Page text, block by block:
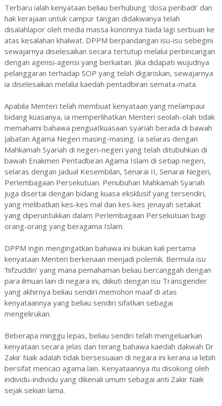
Terbaru ialah kenyataan beliau berhubung ‘dosa peribadi’ dan
hak kerajaan untuk campur tangan didakwanya telah
disalahlapor oleh media massa kononnya tiada lagi serbuan ke
atas kesalahan khalwat. DPPM berpandangan isu-isu sebegini
sewajarnya diselesaikan secara tertutup melalui perbincangan
dengan agensi-agensi yang berkaitan. Jika didapati wujudnya
pelanggaran terhadap SOP yang telah digariskan, sewajarnya
ia diselesaikan melalui kaedah pentadbiran semata-mata.
Apabila Menteri telah membuat kenyataan yang melampaui
bidang kuasanya, ia memperlihatkan Menteri seolah-olah tidak
memahami bahawa penguatkuasaan syariah berada di bawah
Jabatan Agama Negeri masing-masing. Ia selaras dengan
Mahkamah Syariah di negeri-negeri yang telah ditubuhkan di
bawah Enakmen Pentadbiran Agama Islam di setiap negeri,
selaras dengan Jadual Kesembilan, Senarai II, Senarai Negeri,
Perlembagaan Persekutuan. Penubuhan Mahkamah Syariah
juga disertai dengan bidang kuasa eksklusif yang tersendiri,
yang melibatkan kes-kes mal dan kes-kes jenayah setakat
yang diperuntukkan dalam Perlembagaan Persekutuan bagi
orang-orang yang beragama Islam.
DPPM ingin mengingatkan bahawa ini bukan kali pertama
kenyataan Menteri berkenaan menjadi polemik. Bermula isu
‘hifzuddin’ yang mana pemahaman beliau bercanggah dengan
para ilmuan lain di negara ini, diikuti dengan isu Transgender
yang akhirnya beliau sendiri memohon maaf di atas
kenyataannya yang beliau sendiri sifatkan sebagai
mengelirukan.
Beberapa minggu lepas, beliau sendiri telah mengeluarkan
kenyataan secara jelas dan terang bahawa kaedah dakwah Dr
Zakir Naik adalah tidak bersesuaian di negara ini kerana ia lebih
bersifat mencaci agama lain. Kenyataannya itu disokong oleh
individu-individu yang dikenali umum sebagai anti Zakir Naik
sejak sekian lama.